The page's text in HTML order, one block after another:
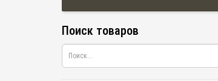
Поиск товаров